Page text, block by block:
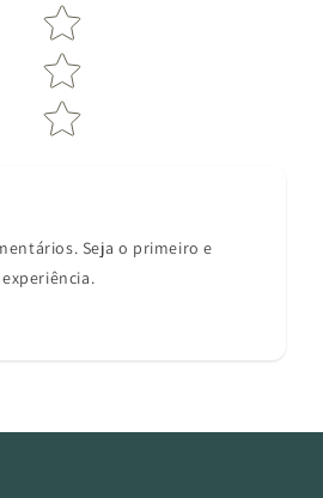
Seja o primeiro e